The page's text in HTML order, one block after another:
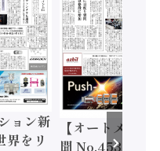
ョン新
界をリ
【オートメーシ
聞 No.453】フ